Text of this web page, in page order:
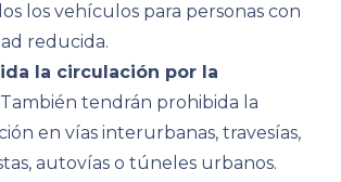
los vehículos para personas con
reducida.
la circulación por la
También tendrán prohibida la
en vías interurbanas, travesías,
autovías o túneles urbanos.